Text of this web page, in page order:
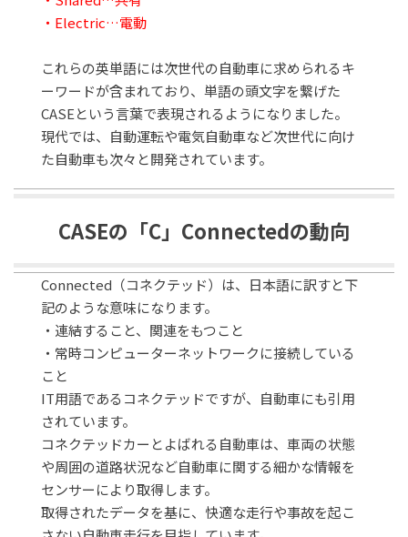
・Electric…電動
これらの英単語には次世代の自動車に求められるキ
ーワードが含まれており、単語の頭文字を繋げた
CASEという言葉で表現されるようになりました。
現代では、自動運転や電気自動車など次世代に向け
た自動車も次々と開発されています。
CASEの「C」Connectedの動向
Connected（コネクテッド）は、日本語に訳すと下
記のような意味になります。
・連結すること、関連をもつこと
・常時コンピューターネットワークに接続している
こと
IT用語であるコネクテッドですが、自動車にも引用
されています。
コネクテッドカーとよばれる自動車は、車両の状態
や周囲の道路状況など自動車に関する細かな情報を
センサーにより取得します。
取得されたデータを基に、快適な走行や事故を起こ